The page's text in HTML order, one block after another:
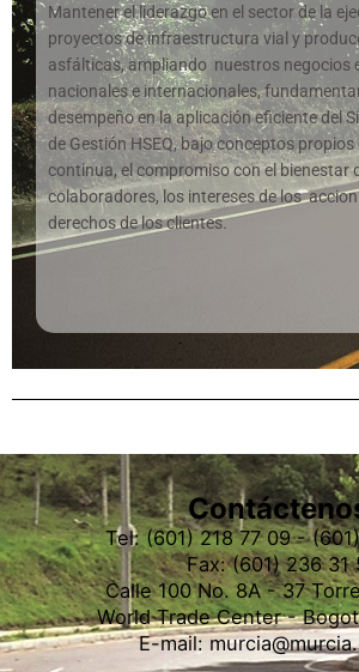
Mantener el liderazgo en el sector de la
proyectos de infraestructura vial y
asfálticas, ampliando nuestros negocios
nacionales e internacionales,
desempeño en la aplicación eficiente del
de Gestión HSEQ, bajo conceptos propios
continua, el compromiso con el bienestar
colaboradores, los intereses de los
derechos de los clientes.
Tel: (601) 218 77 09 -
Fax: (601) 236 31
Calle 100 No. 8A - 37
World Trade Center -
E-mail: